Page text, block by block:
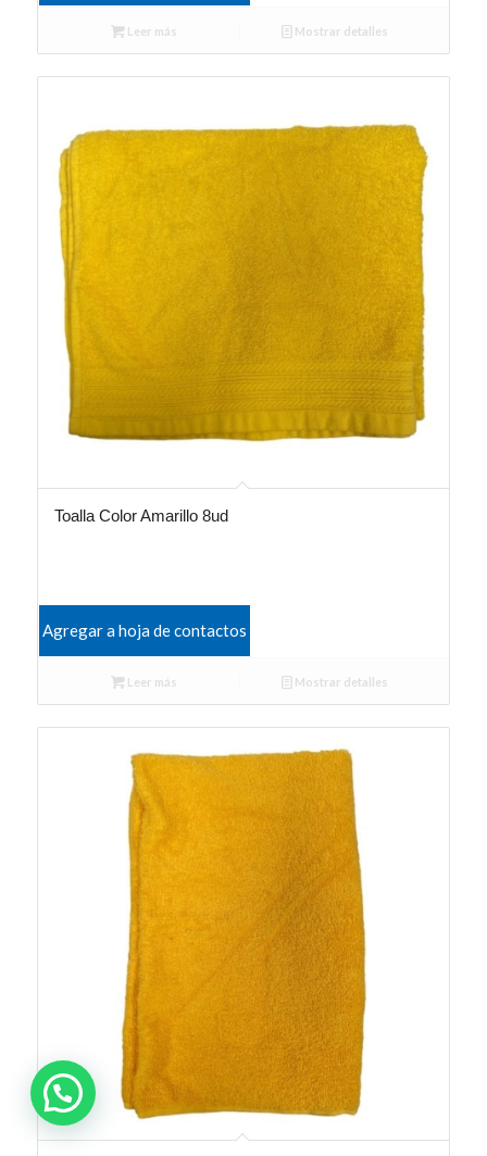
Leer más Mostrar detalles
Toalla Color Amarillo 8ud
Agregar a hoja de contactos
Leer más Mostrar detalles